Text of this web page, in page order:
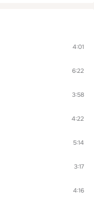
4:01
6:22
3:58
4:22
5:14
3:17
4:16